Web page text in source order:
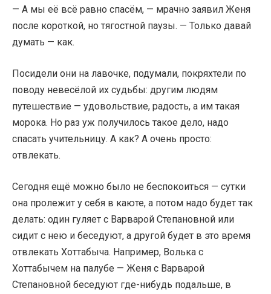
— А мы её всё равно спасём, — мрачно заявил Женя
после короткой, но тягостной паузы. — Только давай
думать — как.
Посидели они на лавочке, подумали, покряхтели по
поводу невесёлой их судьбы: другим людям
путешествие — удовольствие, радость, а им такая
морока. Но раз уж получилось такое дело, надо
спасать учительницу. А как? А очень просто:
отвлекать.
Сегодня ещё можно было не беспокоиться — сутки
она пролежит у себя в каюте, а потом надо будет так
делать: один гуляет с Варварой Степановной или
сидит с нею и беседуют, а другой будет в это время
отвлекать Хоттабыча. Например, Волька с
Хоттабычем на палубе — Женя с Варварой
Степановной беседуют где-нибудь подальше, в